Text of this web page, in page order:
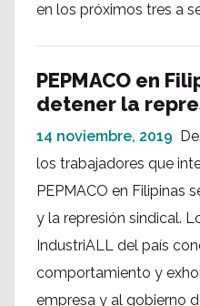
en los próximos tres a
PEPMACO en
detener la
14 noviembre, 2019
los trabajadores que
PEPMACO en Filipinas
y la represión sindical.
IndustriALL del país
comportamiento y
empresa y al gobierno